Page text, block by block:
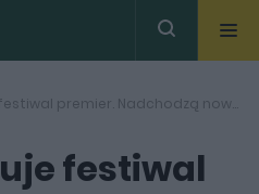
Nissan szykuje festiwal premier. Nadchodzą nowe hybrydy i elektryki. Zobaczmy czego się spodziewać
festiwal